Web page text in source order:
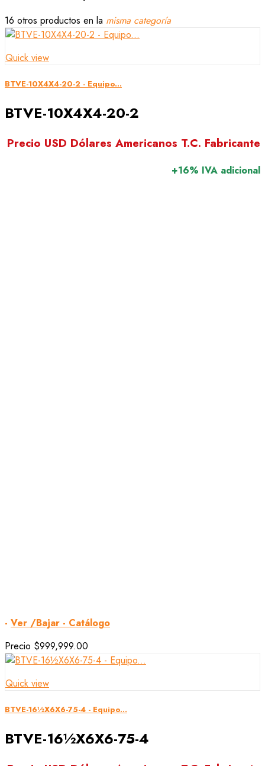
16 otros productos en la misma categoría
Quick view
BTVE-10X4X4-20-2 - Equipo...
BTVE-10X4X4-20-2
Precio USD Dólares Americanos T.C. Fabricante
+16% IVA adicional
- Ver /Bajar - Catálogo
Precio $999,999.00
Quick view
BTVE-16½X6X6-75-4 - Equipo...
BTVE-16½X6X6-75-4